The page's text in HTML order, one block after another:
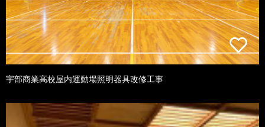
宇部商業高校屋内運動場照明器具改修工事